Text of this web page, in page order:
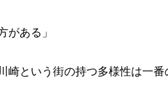
がある」
という街の持つ多様性は一番